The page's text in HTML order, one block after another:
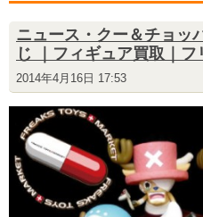
ニュース・クー＆チョッ
じ ｜フィギュア買取｜フ
2014年4月16日 17:53